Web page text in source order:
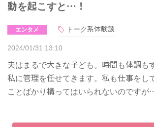
動を起こすと…！
エンタメ トーク系体験談
2024/01/31 13:10
夫はまるで大きな子ども。時間も体調も
私に管理を任せてきます。私も仕事をし
ことばかり構ってはいられないのですが